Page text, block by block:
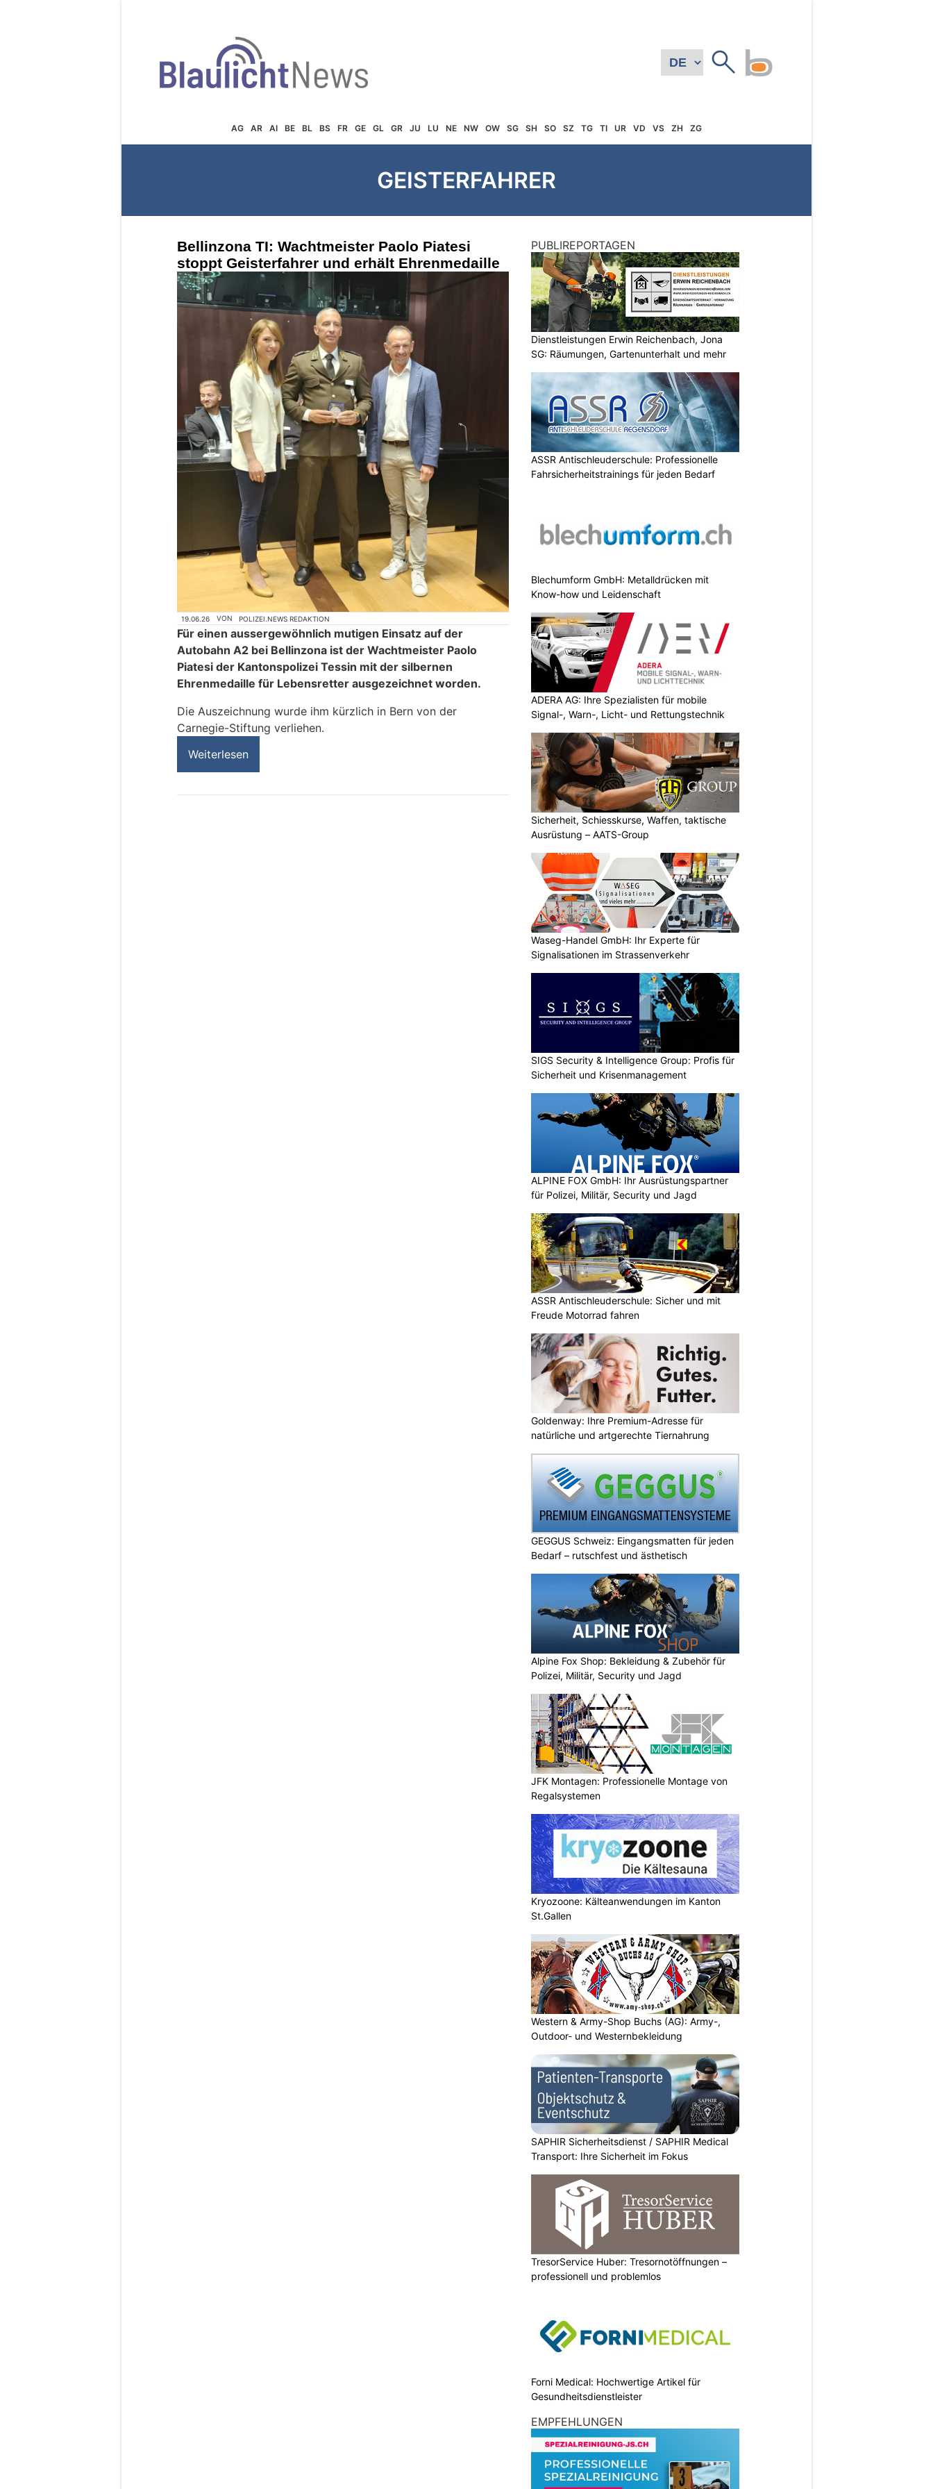
AG AR AI BE BL BS FR GE GL GR JU LU NE NW OW SG SH SO SZ TG TI UR VD VS ZH ZG
GEISTERFAHRER
Bellinzona TI: Wachtmeister Paolo Piatesi
stoppt Geisterfahrer und erhält Ehrenmedaille
19.06.26 VON POLIZEI.NEWS REDAKTION
Für einen aussergewöhnlich mutigen Einsatz auf der
Autobahn A2 bei Bellinzona ist der Wachtmeister Paolo
Piatesi der Kantonspolizei Tessin mit der silbernen
Ehrenmedaille für Lebensretter ausgezeichnet worden.
Die Auszeichnung wurde ihm kürzlich in Bern von der
Carnegie-Stiftung verliehen.
Weiterlesen
PUBLIREPORTAGEN
Dienstleistungen Erwin Reichenbach, Jona
SG: Räumungen, Gartenunterhalt und mehr
ASSR Antischleuderschule: Professionelle
Fahrsicherheitstrainings für jeden Bedarf
Blechumform GmbH: Metalldrücken mit
Know-how und Leidenschaft
ADERA AG: Ihre Spezialisten für mobile
Signal-, Warn-, Licht- und Rettungstechnik
Sicherheit, Schiesskurse, Waffen, taktische
Ausrüstung – AATS-Group
Waseg-Handel GmbH: Ihr Experte für
Signalisationen im Strassenverkehr
SIGS Security & Intelligence Group: Profis für
Sicherheit und Krisenmanagement
ALPINE FOX GmbH: Ihr Ausrüstungspartner
für Polizei, Militär, Security und Jagd
ASSR Antischleuderschule: Sicher und mit
Freude Motorrad fahren
Goldenway: Ihre Premium-Adresse für
natürliche und artgerechte Tiernahrung
GEGGUS Schweiz: Eingangsmatten für jeden
Bedarf – rutschfest und ästhetisch
Alpine Fox Shop: Bekleidung & Zubehör für
Polizei, Militär, Security und Jagd
JFK Montagen: Professionelle Montage von
Regalsystemen
Kryozoone: Kälteanwendungen im Kanton
St.Gallen
Western & Army-Shop Buchs (AG): Army-,
Outdoor- und Westernbekleidung
SAPHIR Sicherheitsdienst / SAPHIR Medical
Transport: Ihre Sicherheit im Fokus
TresorService Huber: Tresornotöffnungen –
professionell und problemlos
Forni Medical: Hochwertige Artikel für
Gesundheitsdienstleister
EMPFEHLUNGEN